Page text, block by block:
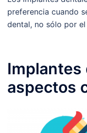
preferencia cuando
dental, no sólo por
Implantes
aspectos